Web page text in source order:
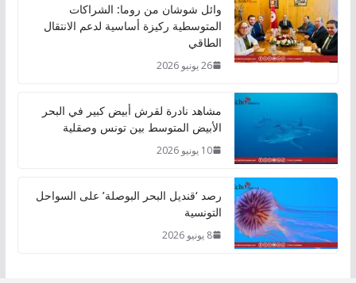
وائل شوشان من روما: الشراكات
المتوسطية ركيزة أساسية لدعم الانتقال
الطاقي
26 يونيو 2026
مشاهد نادرة لقرش أبيض كبير في البحر
الأبيض المتوسط بين تونس وصقلية
10 يونيو 2026
رصد ‘قنديل البحر البوصلة’ على السواحل
التونسية
8 يونيو 2026